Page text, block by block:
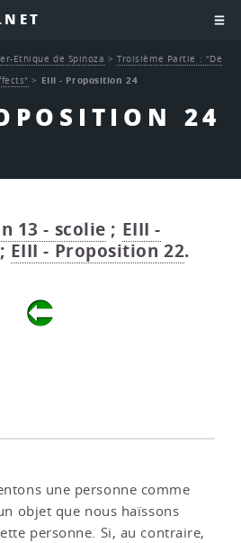
24
Ethique de Spinoza >Troisième Partie : "De
> EIII - Proposition 24
13 - scolie ; EIII -
; EIII - Proposition 22.
une personne comme
objet que nous haïssons
personne. Si, au contraire,